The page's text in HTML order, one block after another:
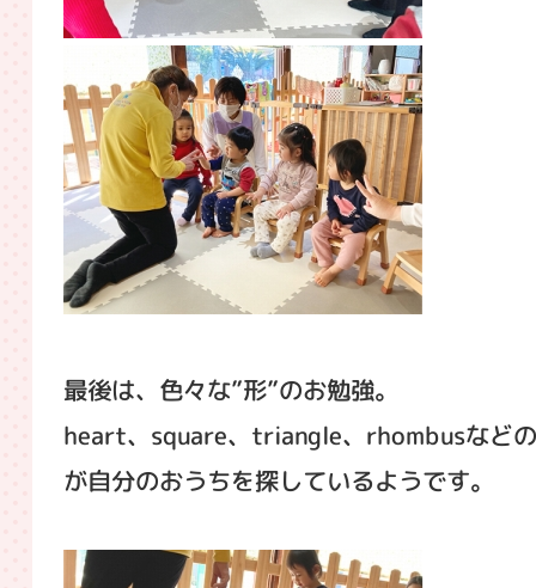
最後は、色々な”形”のお勉強。
heart、square、triangle、rhombusなど
が自分のおうちを探しているようです。